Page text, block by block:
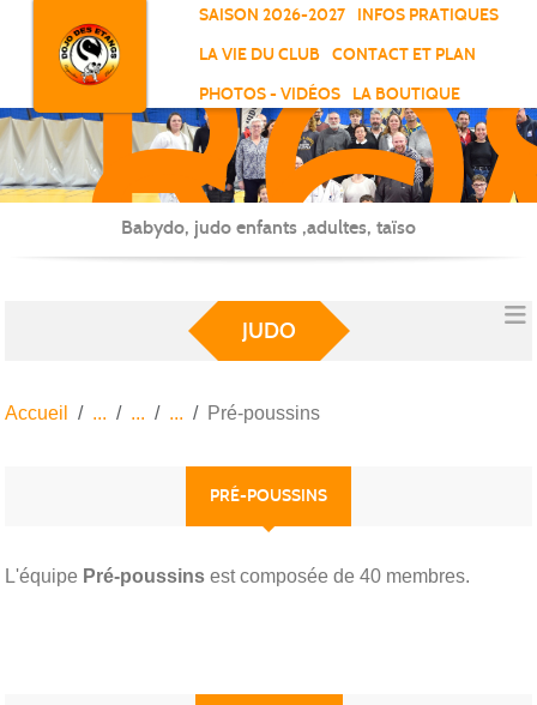
SAISON 2026-2027
INFOS PRATIQUES
LA VIE DU CLUB
CONTACT ET PLAN
PHOTOS - VIDÉOS
LA BOUTIQUE
-
-
Babydo, judo enfants ,adultes, taïso
JUDO
Accueil Pré-poussins
PRÉ-POUSSINS
L'équipe Pré-poussins est composée de 40 membres.
Panneau de gestion des cookies